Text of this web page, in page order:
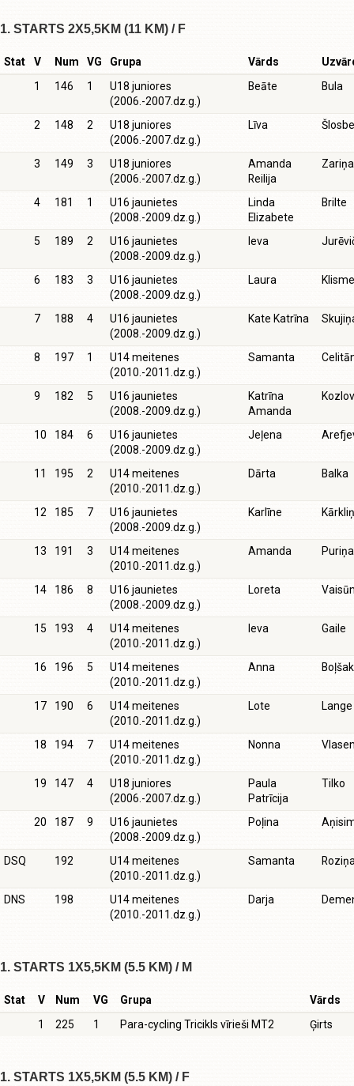
1. STARTS 2X5,5KM (11 KM) / F
Stat V Num VG Grupa Vārds
1
146 1
U18 juniores
(2006.-2007.dz.g.)
Beāte Bula
2 148 2
U18 juniores
(2006.-2007.dz.g.)
Līva
3 149 3
U18 juniores
(2006.-2007.dz.g.)
Amanda
Reilija
Zariņa
4 181 1
U16 jaunietes
(2008.-2009.dz.g.)
Linda
Elizabete
Brilte
5 189 2
U16 jaunietes
(2008.-2009.dz.g.)
Ieva
6 183 3
U16 jaunietes
(2008.-2009.dz.g.)
Laura
7 188 4
U16 jaunietes
(2008.-2009.dz.g.)
Kate Katrīna
8 197 1
U14 meitenes
(2010.-2011.dz.g.)
Samanta
9 182 5
U16 jaunietes
(2008.-2009.dz.g.)
Katrīna
Amanda
10 184 6
U16 jaunietes
(2008.-2009.dz.g.)
Jeļena
11 195 2
U14 meitenes
(2010.-2011.dz.g.)
Dārta Balka
12 185 7
U16 jaunietes
(2008.-2009.dz.g.)
Karlīne
13 191 3
U14 meitenes
(2010.-2011.dz.g.)
Amanda Puriņa
14 186 8
U16 jaunietes
(2008.-2009.dz.g.)
Loreta
15 193 4
U14 meitenes
(2010.-2011.dz.g.)
Ieva Gaile
16 196 5
U14 meitenes
(2010.-2011.dz.g.)
Anna
17 190 6
U14 meitenes
(2010.-2011.dz.g.)
Lote Lange
18 194 7
U14 meitenes
(2010.-2011.dz.g.)
Nonna
19 147 4
U18 juniores
(2006.-2007.dz.g.)
Paula
Patrīcija
Tilko
20 187 9
U16 jaunietes
(2008.-2009.dz.g.)
Poļina
DSQ 192
U14 meitenes
(2010.-2011.dz.g.)
Samanta
DNS 198
U14 meitenes
(2010.-2011.dz.g.)
Darja
1. STARTS 1X5,5KM (5.5 KM) / M
Stat V Num VG Grupa
Vārds
1
225 1 Para-cycling Tricikls vīrieši MT2 Ģirts
1. STARTS 1X5,5KM (5.5 KM) / F